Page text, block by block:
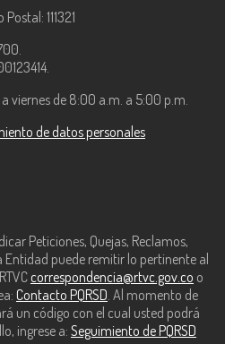
111321
a viernes de 8:00 a.m. a 5:00 p.m.
de datos personales
Peticiones, Quejas, Reclamos,
Entidad puede remitir lo pertinente al
correspondencia@rtvc.gov.co o
Contacto PQRSD. Al momento de
un código con el cual usted podrá
ingrese a: Seguimiento de PQRSD